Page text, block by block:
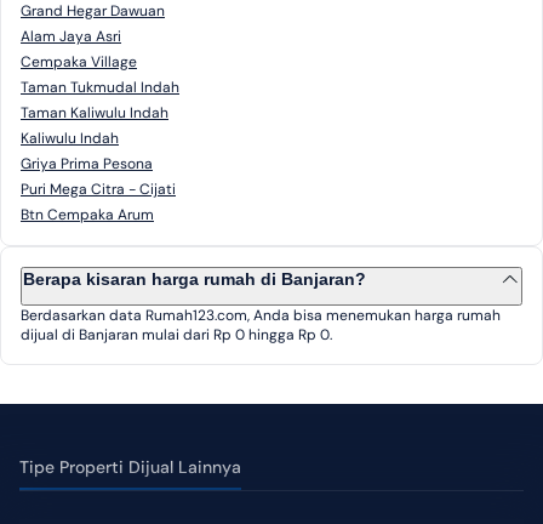
Grand Hegar Dawuan
Alam Jaya Asri
Cempaka Village
Taman Tukmudal Indah
Taman Kaliwulu Indah
Kaliwulu Indah
Griya Prima Pesona
Puri Mega Citra - Cijati
Btn Cempaka Arum
Berapa kisaran harga rumah di Banjaran?
Berdasarkan data Rumah123.com, Anda bisa menemukan harga rumah
dijual di Banjaran mulai dari Rp 0 hingga Rp 0.
Tipe Properti Dijual Lainnya